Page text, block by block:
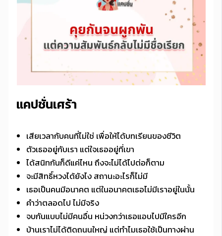
แคปชั่นเศร้า
เสียเวลากับคนที่ไม่ใช่ เพื่อให้ได้บทเรียนของชีวิต
ตัวเธออยู่กับเรา แต่ใจเธออยู่ที่เขา
ได้สนิทกันก็ดีแค่ไหน ถึงจะไม่ได้ไปต่อก็ตาม
จะมีสิทธิ์หวงได้ยังไง สถานะอะไรก็ไม่มี
เธอเป็นคนมีอนาคต แต่ในอนาคตเธอไม่มีเราอยู่ในนั้น
คำว่าตลอดไป ไม่มีจริง
จบกันแบบไม่มีคนอื่น หน่วงกว่าเธอแอบไปมีใครอีก
บ้านเราไม่ได้ติดถนนใหญ่ แต่ทำไมเธอใช้เป็นทางผ่าน